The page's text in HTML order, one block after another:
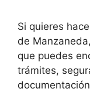
Si quieres
de
que puedes
trámites,